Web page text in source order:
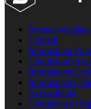
Contatti
Informativa
Condizioni di
Informativa
Informativa
Accessibilità
Compliance